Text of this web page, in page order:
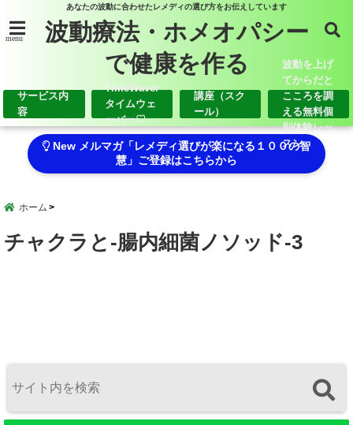
あなたの波動に合わせたレメディの選び方をお伝えしています
menu
波動療法・ホメオパシー
で健康を作る
サービス内
容
TimeWaver
タイムウェ
ーバー♡
講座（スク
ール）
波動を上げ
てからだと
こころを調
える無料個
別体験レッ
スン
New メルマガ「レメディ選びが楽になる１００の智
慧」ご登録はこちらから
ホーム
チャクラと-腸内細菌ノソッド-3